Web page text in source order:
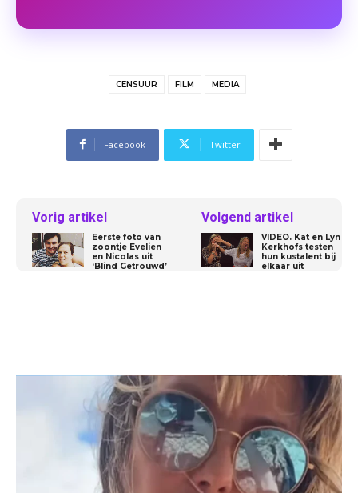
CENSUUR FILM MEDIA
Facebook Twitter
Vorig artikel
Eerste foto van
zoontje Evelien
en Nicolas uit
‘Blind Getrouwd’
Volgend artikel
VIDEO. Kat en Lyn
Kerkhofs testen
hun kustalent bij
elkaar uit